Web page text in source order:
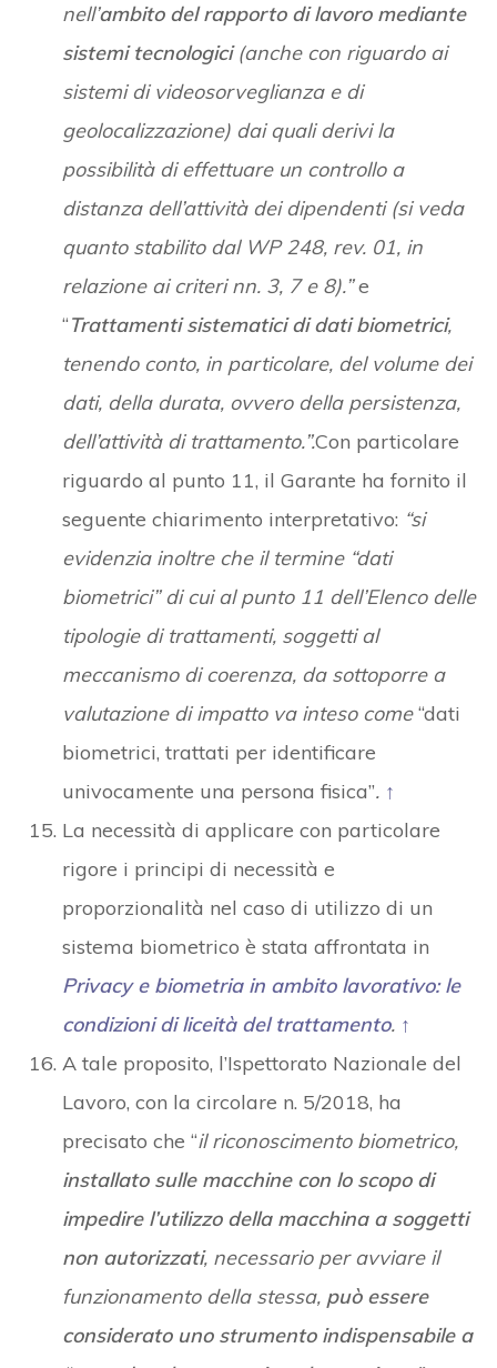
nell’ambito del rapporto di lavoro mediante
sistemi tecnologici(anche con riguardo ai
sistemi di videosorveglianza e di
geolocalizzazione) dai quali derivi la
possibilità di effettuare un controllo a
distanza dell’attività dei dipendenti (si veda
quanto stabilito dal WP 248, rev. 01, in
relazione ai criteri nn. 3, 7 e 8).”e
“Trattamenti sistematici di dati biometrici,
tenendo conto, in particolare, del volume dei
dati, della durata, ovvero della persistenza,
dell’attività di trattamento.”.Con particolare
riguardo al punto 11, il Garante ha fornito il
seguente chiarimento interpretativo: “si
evidenzia inoltre che il termine “dati
biometrici” di cui al punto 11 dell’Elenco delle
tipologie di trattamenti, soggetti al
meccanismo di coerenza, da sottoporre a
valutazione di impatto va inteso come“dati
biometrici, trattati per identificare
univocamente una persona fisica”. ↑
La necessità di applicare con particolare
rigore i principi di necessità e
proporzionalità nel caso di utilizzo di un
sistema biometrico è stata affrontata in
Privacy e biometria in ambito lavorativo: le
condizioni di liceità del trattamento. ↑
A tale proposito, l’Ispettorato Nazionale del
Lavoro, con la circolare n. 5/2018, ha
precisato che “il riconoscimento biometrico,
installato sulle macchine con lo scopo di
impedire l’utilizzo della macchina a soggetti
non autorizzati, necessario per avviare il
funzionamento della stessa, può essere
considerato uno strumento indispensabile a